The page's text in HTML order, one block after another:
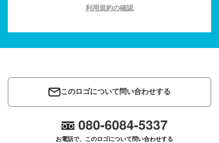
利用規約の確認
このロゴについて問い合わせする
080-6084-5337
お電話で、このロゴについて問い合わせする